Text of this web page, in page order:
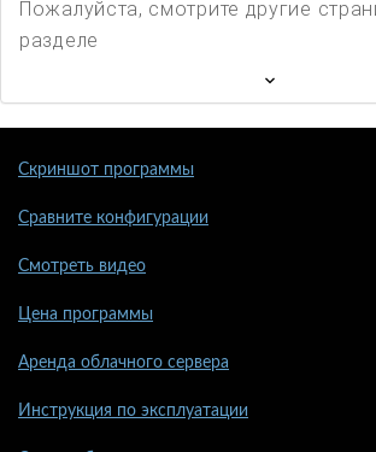
Пожалуйста, смотрите другие
разделе
Скриншот программы
Сравните конфигурации
Смотреть видео
Цена программы
Аренда облачного сервера
Инструкция по эксплуатации